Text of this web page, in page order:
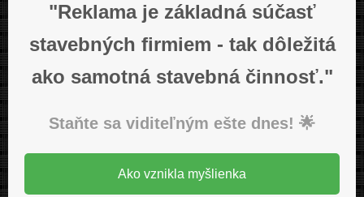
"Reklama je základná súčasť
stavebných firmiem - tak dôležitá
ako samotná stavebná činnosť."
Staňte sa viditeľným ešte dnes! 🌟
Ako vznikla myšlienka